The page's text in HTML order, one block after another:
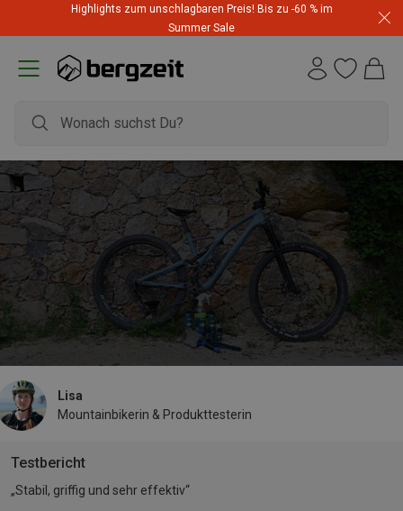
Highlights zum unschlagbaren Preis! Bis zu -60 % im
Summer Sale
Testbericht
Lisa
Mountainbikerin & Produkttesterin
„Stabil, griffig und sehr effektiv“